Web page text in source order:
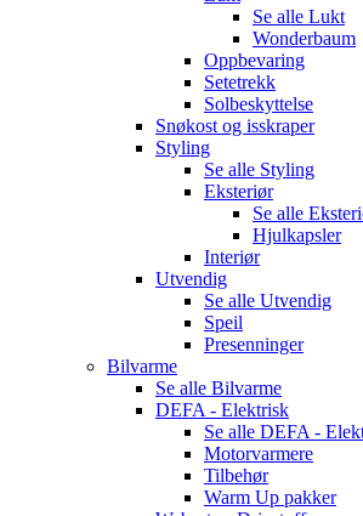
Se alle Lukt
Wonderbaum
Oppbevaring
Setetrekk
Solbeskyttelse
Snøkost og isskraper
Styling
Se alle Styling
Eksteriør
Se alle
Hjulkapsler
Interiør
Utvendig
Se alle Utvendig
Speil
Presenninger
Bilvarme
Se alle Bilvarme
DEFA - Elektrisk
Se alle DEFA -
Motorvarmere
Tilbehør
Warm Up pakker